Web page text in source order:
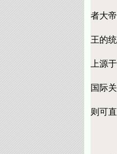
者大
王的
上源
国际
则可